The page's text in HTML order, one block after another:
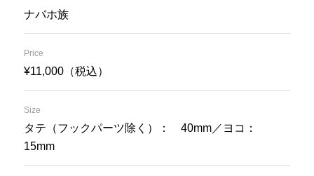
ナバホ族
Price
¥11,000（税込）
Size
タテ（フックパーツ除く）： 40mm／ヨコ：
15mm